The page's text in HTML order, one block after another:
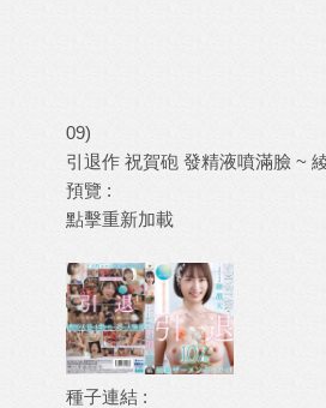
09)
引退作 祝賀砲 發精液噴滿臉 ~
預覽 :
點擊重新加載
種子連結 :